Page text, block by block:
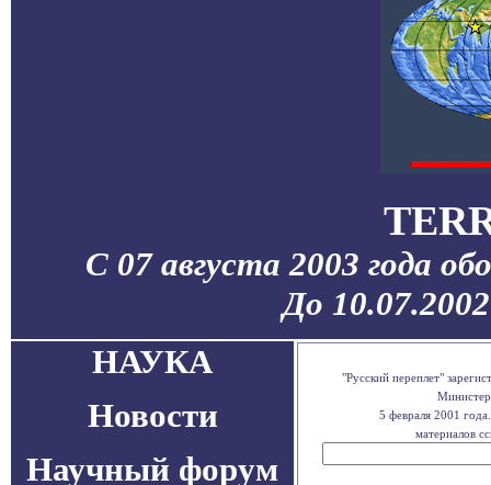
С 07 августа 2003 года
До
НАУКА
Новости
Научный форум
"Русский переплет"
5 февраля 2001
материалов